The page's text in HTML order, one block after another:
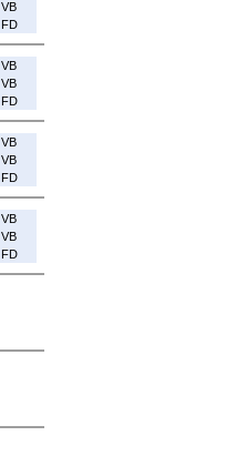
VB
FD
VB
VB
FD
VB
VB
FD
VB
VB
FD